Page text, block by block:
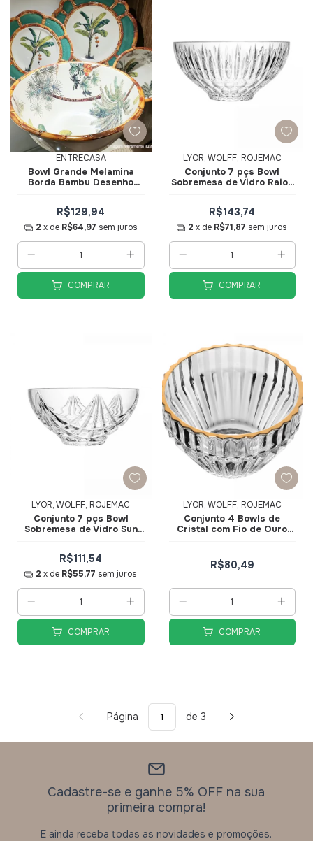
ENTRECASA
Bowl Grande Melamina
Borda Bambu Desenho
R$129,94
2 x de R$64,97 sem juros
COMPRAR
LYOR, WOLFF, ROJEMAC
Conjunto 7 pçs Bowl
Sobremesa de Vidro Raios
R$143,74
2 x de R$71,87 sem juros
COMPRAR
LYOR, WOLFF, ROJEMAC
Conjunto 7 pçs Bowl
Sobremesa de Vidro Sun
R$111,54
2 x de R$55,77 sem juros
COMPRAR
LYOR, WOLFF, ROJEMAC
Conjunto 4 Bowls de
Cristal com Fio de Ouro
R$80,49
COMPRAR
Página de 3
Cadastre-se e ganhe 5% OFF na sua
primeira compra!
E ainda receba todas as novidades e promoções.